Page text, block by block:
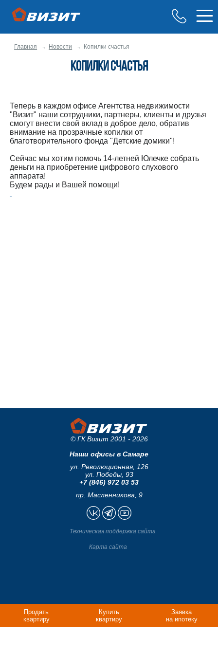
Главная Новости Копилки счастья
Копилки счастья
Теперь в каждом офисе Агентства недвижимости
"Визит" наши сотрудники, партнеры, клиенты и друзья
смогут внести свой вклад в доброе дело, обратив
внимание на прозрачные копилки от
благотворительного фонда "Детские домики"!
Сейчас мы хотим помочь 14-летней Юлечке собрать
деньги на приобретение цифрового слухового
аппарата!
Будем рады и Вашей помощи!
Продать
квартиру
Купить
квартиру
Заявка
на ипотеку
© ГК Визит 2001 - 2026
Наши офисы в Самаре
ул. Революционная, 126
ул. Победы, 93
+7 (846) 972 03 53
пр. Масленникова, 9
Техническая поддержка сайта
Карта сайта